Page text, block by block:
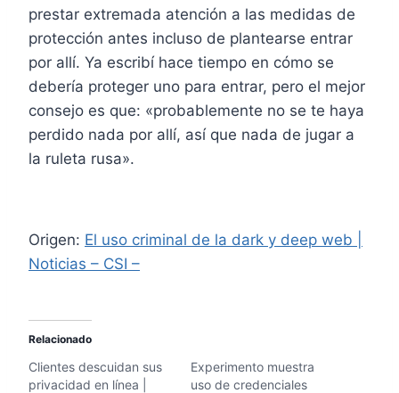
prestar extremada atención a las medidas de
protección antes incluso de plantearse entrar
por allí. Ya escribí hace tiempo en cómo se
debería proteger uno para entrar, pero el mejor
consejo es que: «probablemente no se te haya
perdido nada por allí, así que nada de jugar a
la ruleta rusa».
Origen: El uso criminal de la dark y deep web |
Noticias – CSI –
Relacionado
Clientes descuidan sus
privacidad en línea |
Experimento muestra
uso de credenciales